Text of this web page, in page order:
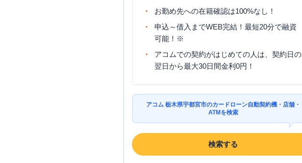
お勤め先への在籍確認は100%なし！
申込～借入までWEB完結！最短20分で融資
可能！※
アコムでの契約がはじめての人は、契約日の
翌日から最大30日間金利0円！
アコム 栃木県宇都宮市のカードローン自動契約機・店舗・
ATMを検索
検索する